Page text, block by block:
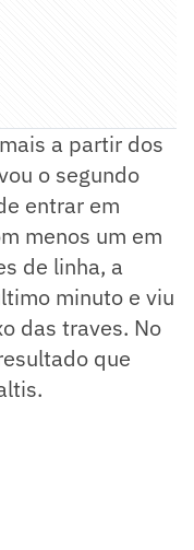
a partir dos
o segundo
entrar em
menos um em
de linha, a
minuto e viu
das traves. No
que